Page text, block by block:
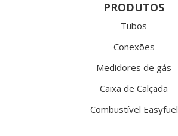
PRODUTOS
Tubos
Conexões
Medidores de gás
Caixa de Calçada
Combustível Easyfuel